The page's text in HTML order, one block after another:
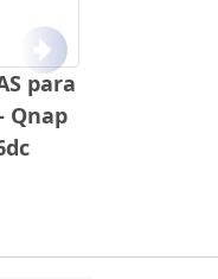
para
Qnap
Próximo